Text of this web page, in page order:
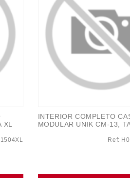
INTERIOR COMPLETO
MODULAR UNIK CM-13,
Ref: